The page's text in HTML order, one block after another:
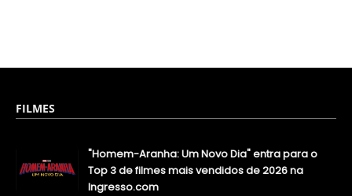
FILMES
"Homem-Aranha: Um Novo Dia" entra para o
Top 3 de filmes mais vendidos de 2026 na
Ingresso.com